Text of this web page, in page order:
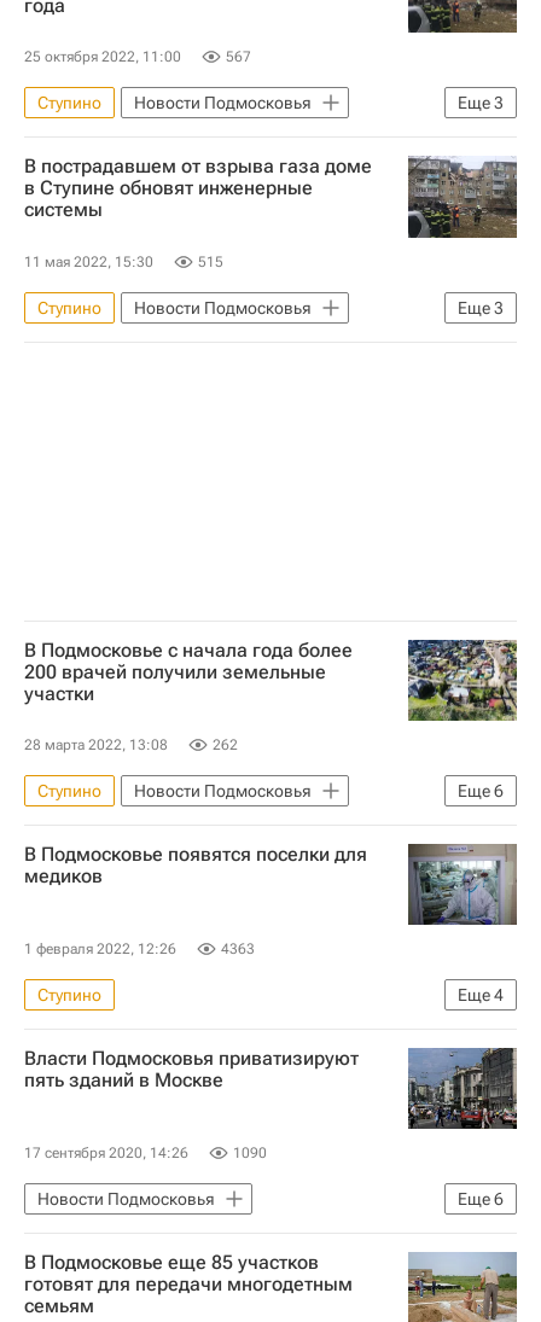
Земельные участки
Загородная недвижимость
Строительство
года
25 октября 2022, 11:00 567
Еще3
Ступино
Новости Подмосковья
Московская область (Подмосковье)
Жилье
Происшествия
В пострадавшем от взрыва газа доме
в Ступине обновят инженерные
системы
11 мая 2022, 15:30 515
Еще3
Ступино
Новости Подмосковья
Андрей Воробьев
Происшествия
В Подмосковье с начала года более
200 врачей получили земельные
участки
28 марта 2022, 13:08 262
Еще6
Ступино
Новости Подмосковья
Жилье
Светлана Стригункова
Московская область (Подмосковье)
Земельные участки
Загородная недвижимость
В Подмосковье появятся поселки для
медиков
1 февраля 2022, 12:26 4363
Еще4
Ступино
Московская область (Подмосковье)
Новости Подмосковья
Власти Подмосковья приватизируют
пять зданий в Москве
17 сентября 2020, 14:26 1090
Еще6
Новости Подмосковья
Московская область (Подмосковье)
Москва
Московская областная дума
Красногорск
В Подмосковье еще 85 участков
готовят для передачи многодетным
семьям